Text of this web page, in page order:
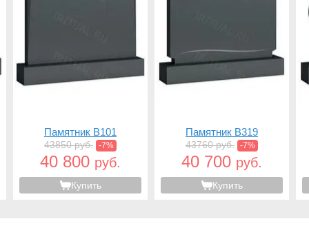
Памятник B101
43850 руб. -7%
40 800 руб.
Купить
Памятник B319
43760 руб. -7%
40 700 руб.
Купить